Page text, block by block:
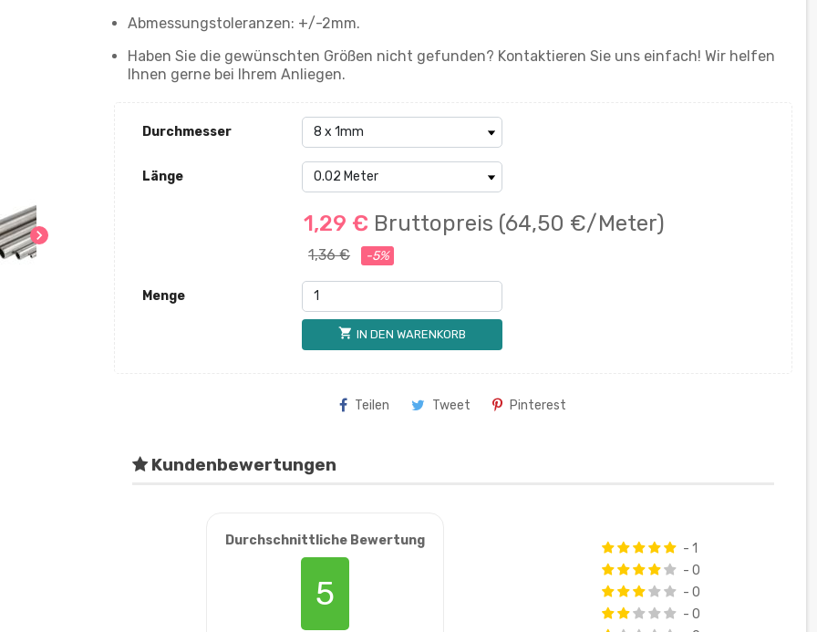
chevron_right
Abmessungstoleranzen: +/-2mm.
Haben Sie die gewünschten Größen nicht gefunden? Kontaktieren Sie uns einfach! Wir helfen
Ihnen gerne bei Ihrem Anliegen.
Durchmesser
Länge
1,29 € Bruttopreis (64,50 €/Meter)
1,36 € -5%
Menge
shopping_cart IN DEN WARENKORB
Teilen Tweet Pinterest
Kundenbewertungen
Durchschnittliche Bewertung
5
- 1
- 0
- 0
- 0